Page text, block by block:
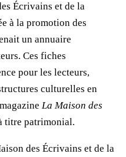
Écrivains et de la
à la promotion des
un annuaire
Ces fiches
pour les lecteurs,
culturelles en
La Maison des
titre patrimonial.
des Écrivains et de la